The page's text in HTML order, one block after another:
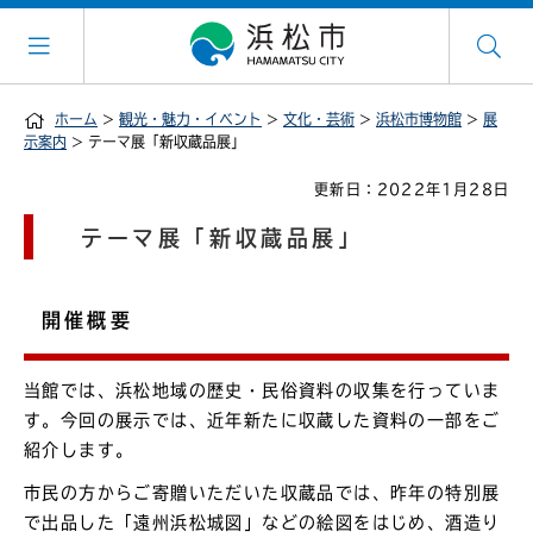
ホーム > 観光・魅力・イベント > 文化・芸術 > 浜松市博物館 > 展
示案内 > テーマ展「新収蔵品展」
更新日：2022年1月28日
テーマ展「新収蔵品展」
開催概要
当館では、浜松地域の歴史・民俗資料の収集を行っていま
す。今回の展示では、近年新たに収蔵した資料の一部をご
紹介します。
市民の方からご寄贈いただいた収蔵品では、昨年の特別展
で出品した「遠州浜松城図」などの絵図をはじめ、酒造り